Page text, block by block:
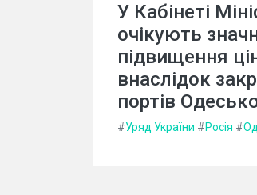
У Кабінеті
очікують
підвищення
внаслідок
портів
#Уряд України #Росія #